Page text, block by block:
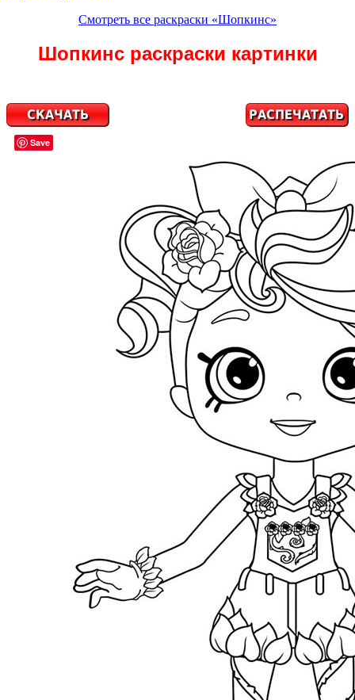
Смотреть все раскраски «Шопкинс»
Шопкинс раскраски картинки
Save